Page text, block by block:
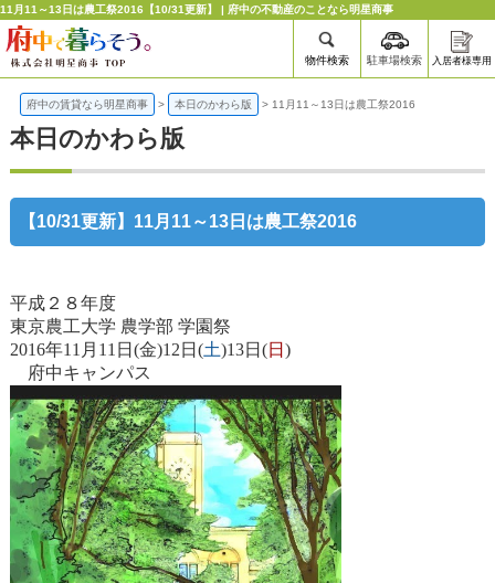
11月11～13日は農工祭2016【10/31更新】 | 府中の不動産のことなら明星商事
物件検索 駐車場検索 入居者様専用
府中の賃貸なら明星商事 > 本日のかわら版 > 11月11～13日は農工祭2016
本日のかわら版
【10/31更新】11月11～13日は農工祭2016
平成２８年度
東京農工大学 農学部 学園祭
2016年11月11日(金)12日(土)13日(日 )
府中キャンパス